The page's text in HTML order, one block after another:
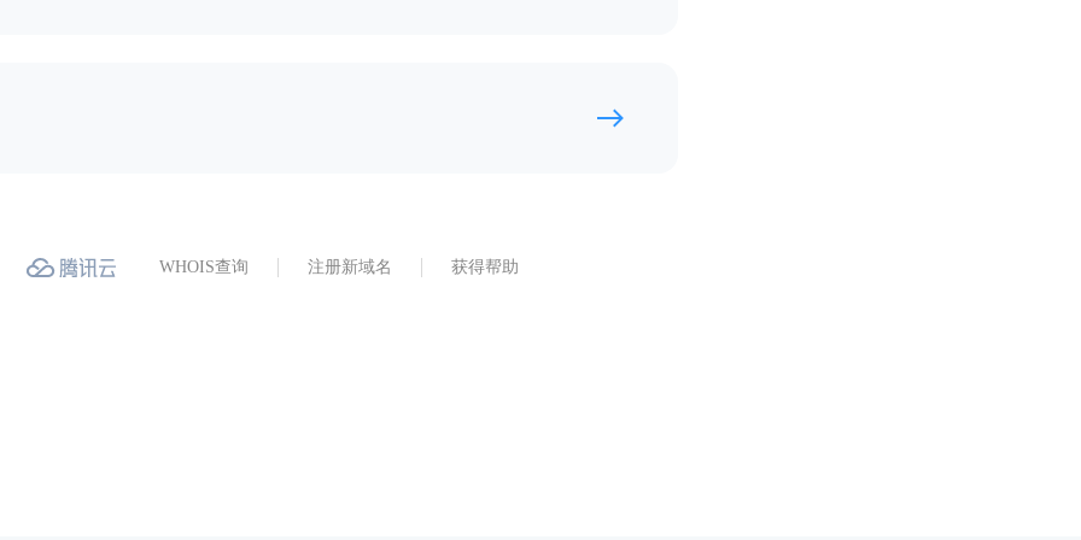
WHOIS查询 注册新域名 获得帮助